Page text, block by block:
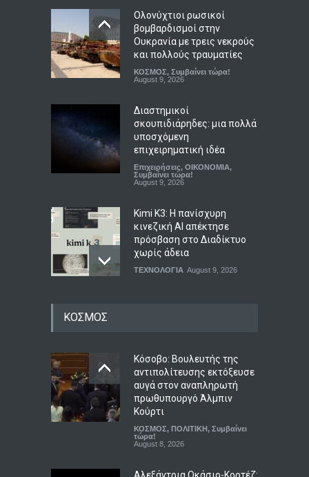
Ολονύχτιοι ρωσικοί
βομβαρδισμοί στην
Ουκρανία με τρεις νεκρούς
και πολλούς τραυματίες
ΚΟΣΜΟΣ, Συμβαίνει τώρα!
August 9, 2026
Διαστημικοί
σκουπιδιάρηδες: μια πολλά
υποσχόμενη
επιχειρηματική ιδέα
Επιχειρήσεις, ΟΙΚΟΝΟΜΙΑ,
Συμβαίνει τώρα!
August 9, 2026
Kimi K3: Η πανίσχυρη
κινεζική AI απέκτησε
πρόσβαση στο Διαδίκτυο
χωρίς άδεια
ΤΕΧΝΟΛΟΓΙΑ August 9, 2026
Απόβαση των New York
Times στη Σίφνο, το
κυκλαδονήσι του
Τσελεμεντέ και της
αγγειοπλαστικής
August 9, 2026
ΚΟΣΜΟΣ
Κόσοβο: Βουλευτής της
αντιπολίτευσης εκτόξευσε
αυγά στον αναπληρωτή
πρωθυπουργό Άλμπιν
Κούρτι
ΚΟΣΜΟΣ, ΠΟΛΙΤΙΚΗ, Συμβαίνει
τώρα!
August 8, 2026